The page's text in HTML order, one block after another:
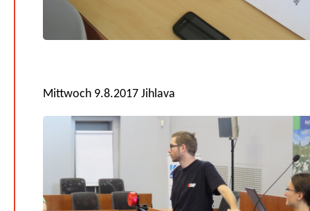
Mittwoch 9.8.2017 Jihlava